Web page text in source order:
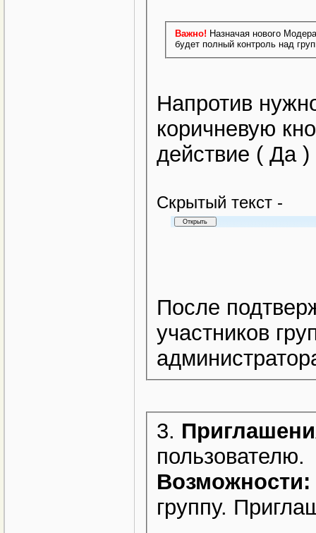
Важно! Назначая нового
будет полный контроль над
Напротив
коричневую
действие ( Да )
Cкрытый текст -
После
участников
3.
пользователю.
Возможности:
группу.